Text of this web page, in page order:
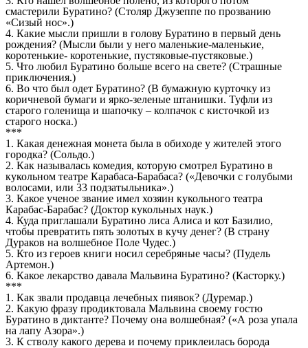
смастерили Буратино? (Столяр Джузеппе по прозванию
«Сизый нос».)
4. Какие мысли пришли в голову Буратино в первый день
рождения? (Мысли были у него маленькие-маленькие,
коротенькие- коротенькие, пустяковые-пустяковые.)
5. Что любил Буратино больше всего на свете? (Страшные
приключения.)
6. Во что был одет Буратино? (В бумажную курточку из
коричневой бумаги и ярко-зеленые штанишки. Туфли из
старого голенища и шапочку – колпачок с кисточкой из
старого носка.)
***
1. Какая денежная монета была в обиходе у жителей этого
городка? (Сольдо.)
2. Как называлась комедия, которую смотрел Буратино в
кукольном театре Карабаса-Барабаса? («Девочки с голубыми
волосами, или 33 подзатыльника».)
3. Какое ученое звание имел хозяин кукольного театра
Карабас-Барабас? (Доктор кукольных наук.)
4. Куда приглашали Буратино лиса Алиса и кот Базилио,
чтобы превратить пять золотых в кучу денег? (В страну
Дураков на волшебное Поле Чудес.)
5. Кто из героев книги носил серебряные часы? (Пудель
Артемон.)
6. Какое лекарство давала Мальвина Буратино? (Касторку.)
***
1. Как звали продавца лечебных пиявок? (Дуремар.)
2. Какую фразу продиктовала Мальвина своему гостю
Буратино в диктанте? Почему она волшебная? («А роза упала
на лапу Азора».)
3. К стволу какого дерева и почему приклеилась борода